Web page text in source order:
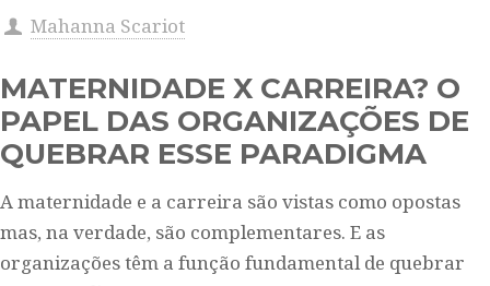
Mahanna Scariot
MATERNIDADE X CARREIRA? O
PAPEL DAS ORGANIZAÇÕES DE
QUEBRAR ESSE PARADIGMA
A maternidade e a carreira são vistas como opostas
mas, na verdade, são complementares. E as
organizações têm a função fundamental de quebrar